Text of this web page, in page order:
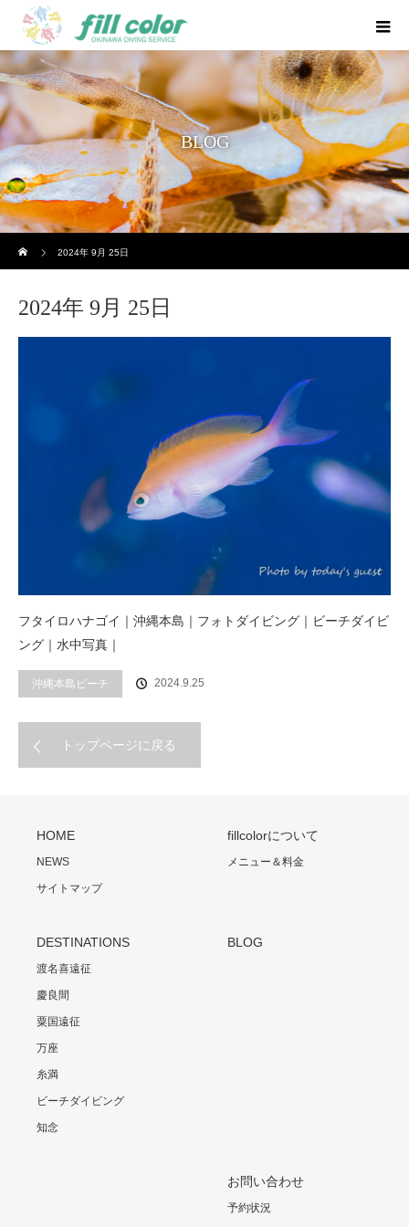
BLOG
2024年 9月 25日
2024年 9月 25日
フタイロハナゴイ｜沖縄本島｜フォトダイビング｜ビーチダイビ
ング｜水中写真｜
沖縄本島ビーチ 2024.9.25
トップページに戻る
HOME
NEWS
サイトマップ
fillcolorについて
メニュー＆料金
DESTINATIONS
渡名喜遠征
慶良間
粟国遠征
万座
糸満
ビーチダイビング
知念
BLOG
お問い合わせ
予約状況